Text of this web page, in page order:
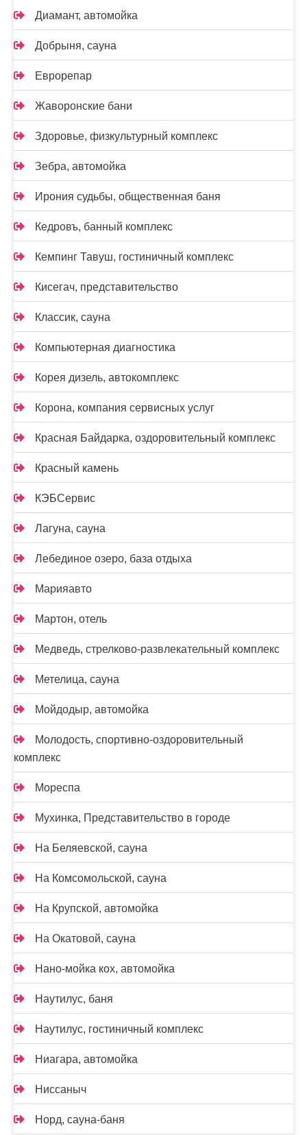
Диамант, автомойка
Добрыня, сауна
Еврорепар
Жаворонские бани
Здоровье, физкультурный комплекс
Зебра, автомойка
Ирония судьбы, общественная баня
Кедровъ, банный комплекс
Кемпинг Тавуш, гостиничный комплекс
Кисегач, представительство
Классик, сауна
Компьютерная диагностика
Корея дизель, автокомплекс
Корона, компания сервисных услуг
Красная Байдарка, оздоровительный комплекс
Красный камень
КЭБСервис
Лагуна, сауна
Лебединое озеро, база отдыха
Марияавто
Мартон, отель
Медведь, стрелково-развлекательный комплекс
Метелица, сауна
Мойдодыр, автомойка
Молодость, спортивно-оздоровительный
комплекс
Мореспа
Мухинка, Представительство в городе
На Беляевской, сауна
На Комсомольской, сауна
На Крупской, автомойка
На Окатовой, сауна
Нано-мойка кох, автомойка
Наутилус, баня
Наутилус, гостиничный комплекс
Ниагара, автомойка
Ниссаныч
Норд, сауна-баня